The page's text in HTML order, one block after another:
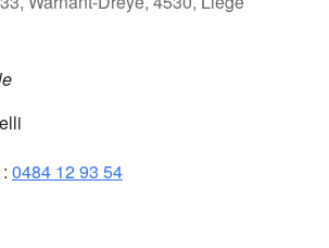
0484 12 93 54